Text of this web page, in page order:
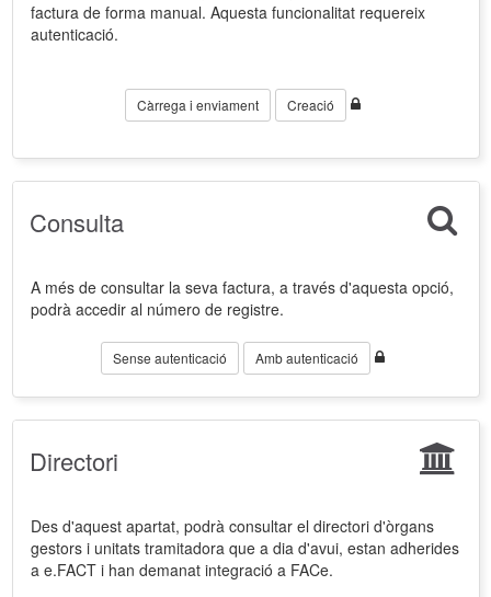
factura de forma manual. Aquesta funcionalitat requereix
autenticació.
Càrrega i enviament Creació
Consulta
A més de consultar la seva factura, a través d'aquesta opció,
podrà accedir al número de registre.
Sense autenticació Amb autenticació
Directori
Des d'aquest apartat, podrà consultar el directori d'òrgans
gestors i unitats tramitadora que a dia d'avui, estan adherides
a e.FACT i han demanat integració a FACe.